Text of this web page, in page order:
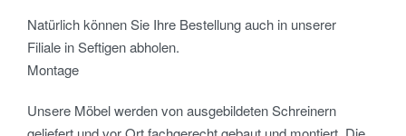
Natürlich können Sie Ihre Bestellung auch in unserer
Filiale in Seftigen abholen.
Montage
Unsere Möbel werden von ausgebildeten Schreinern